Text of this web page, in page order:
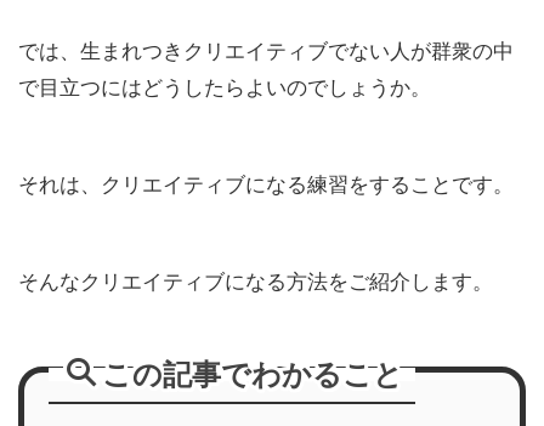
では、生まれつきクリエイティブでない人が群衆の中
で目立つにはどうしたらよいのでしょうか。
それは、クリエイティブになる練習をすることです。
そんなクリエイティブになる方法をご紹介します。
この記事でわかること